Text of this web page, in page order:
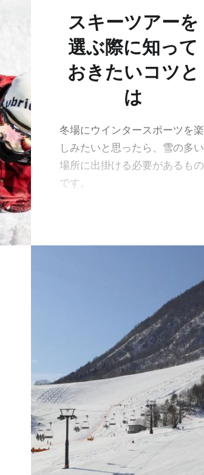
スキーツアーを
選ぶ際に知って
おきたいコツと
は
冬場にウインタースポーツを楽
しみたいと思ったら、雪の多い
場所に出掛ける必要があるもの
です。